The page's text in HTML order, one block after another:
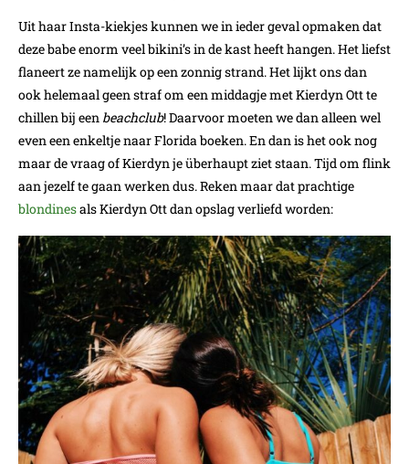
Uit haar Insta-kiekjes kunnen we in ieder geval opmaken dat
deze babe enorm veel bikini’s in de kast heeft hangen. Het liefst
flaneert ze namelijk op een zonnig strand. Het lijkt ons dan
ook helemaal geen straf om een middagje met Kierdyn Ott te
chillen bij een beachclub! Daarvoor moeten we dan alleen wel
even een enkeltje naar Florida boeken. En dan is het ook nog
maar de vraag of Kierdyn je überhaupt ziet staan. Tijd om flink
aan jezelf te gaan werken dus. Reken maar dat prachtige
blondinesals Kierdyn Ott dan opslag verliefd worden: